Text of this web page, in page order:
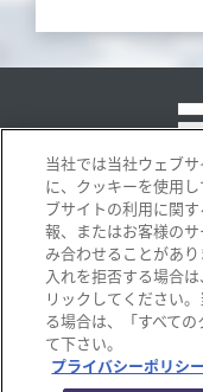
ソ
当社では当社ウェブ
に、クッキーを使用
ブサイトの利用に関
報、またはお客様の
み合わせることがあ
入れを拒否する場合
リックしてください
る場合は、「すべて
て下さい。
プライバシーポリシ